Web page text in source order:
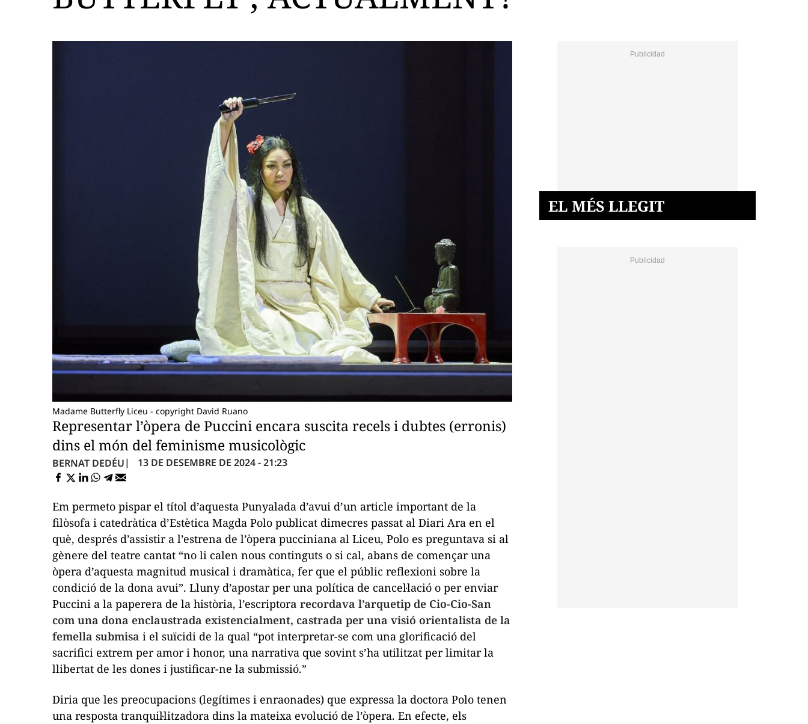
Madame Butterfly Liceu - copyright David Ruano
Representar l’òpera de Puccini encara suscita recels i dubtes (erronis)
dins el món del feminisme musicològic
BERNAT DEDÉU 13 DE DESEMBRE DE 2024 - 21:23
Em permeto pispar el títol d’aquesta Punyalada d’avui d’un article important de la
filòsofa i catedràtica d’Estètica Magda Polo publicat dimecres passat al Diari Ara en el
què, després d’assistir a l’estrena de l’òpera pucciniana al Liceu, Polo es preguntava si al
gènere del teatre cantat “no li calen nous continguts o si cal, abans de començar una
òpera d’aquesta magnitud musical i dramàtica, fer que el públic reflexioni sobre la
condició de la dona avui”. Lluny d’apostar per una política de cancel·lació o per enviar
Puccini a la paperera de la història, l’escriptora recordava l’arquetip de Cio-Cio-San
com una dona enclaustrada existencialment, castrada per una visió orientalista de la
femella submisa i el suïcidi de la qual “pot interpretar-se com una glorificació del
sacrifici extrem per amor i honor, una narrativa que sovint s’ha utilitzat per limitar la
llibertat de les dones i justificar-ne la submissió.”
Diria que les preocupacions (legítimes i enraonades) que expressa la doctora Polo tenen
una resposta tranquil·litzadora dins la mateixa evolució de l’òpera. En efecte, els
EL MÉS LLEGIT